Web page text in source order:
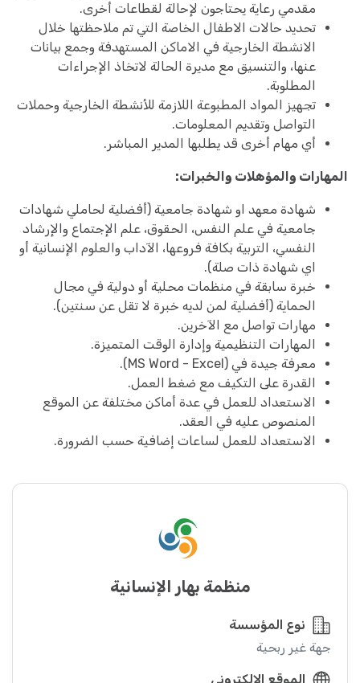
مقدمي رعاية يحتاجون لإحالة لقطاعات أخرى.
تحديد حالات الاطفال الخاصة التي تم ملاحظتها خلال
الانشطة الخارجية في الاماكن المستهدفة وجمع بيانات
عنها، والتنسيق مع مديرة الحالة لاتخاذ الإجراءات
المطلوبة.
تجهيز المواد المطبوعة اللازمة للأنشطة الخارجية وحملات
التواصل وتقديم المعلومات.
أي مهام أخرى قد يطلبها المدير المباشر.
المهارات والمؤهلات والخبرات:
شهادة معهد او شهادة جامعية (أفضلية لحاملي شهادات
جامعية في علم النفس، الحقوق، علم الإجتماع والإرشاد
النفسي، التربية بكافة فروعها، الآداب والعلوم الإنسانية أو
اي شهادة ذات صلة).
خبرة سابقة في منظمات محلية أو دولية في مجال
الحماية (أفضلية لمن لديه خبرة لا تقل عن سنتين).
مهارات تواصل مع الآخرين.
المهارات التنظيمية وإدارة الوقت المتميزة.
معرفة جيدة في (MS Word - Excel).
القدرة على التكيف مع ضغط العمل.
الاستعداد للعمل في عدة أماكن مختلفة عن الموقع
المنصوص عليه في العقد.
الاستعداد للعمل لساعات إضافية حسب الضرورة.
منظمة بهار الإنسانية
نوع المؤسسة
جهة غير ربحية
الموقع الإلكتروني